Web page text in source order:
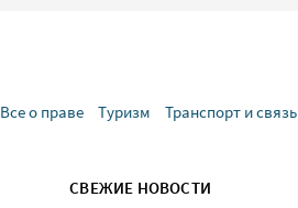
Все о праве Туризм Транспорт и связь
СВЕЖИЕ НОВОСТИ